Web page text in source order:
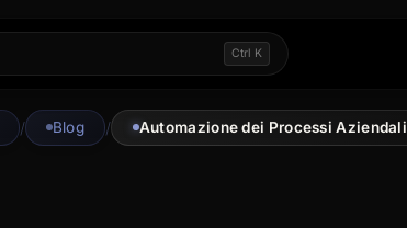
Ctrl K
/ Blog / Automazione dei Processi Aziendali